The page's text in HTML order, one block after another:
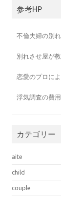
参考HP
不倫夫婦の別
別れさせ屋が
恋愛のプロに
浮気調査の費
カテゴリー
aite
child
couple